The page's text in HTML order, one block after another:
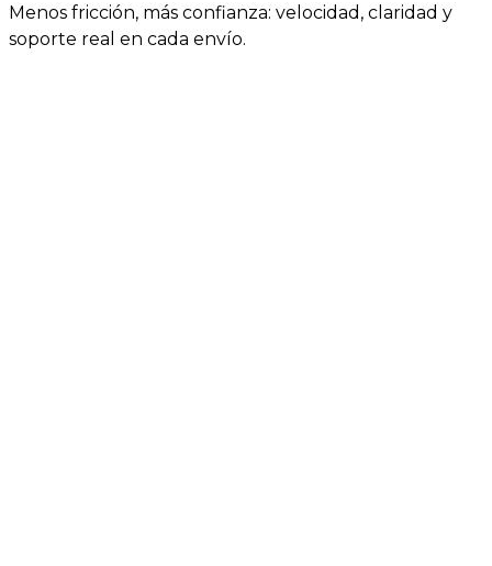
Menos fricción, más confianza: velocidad, claridad y
soporte real en cada envío.